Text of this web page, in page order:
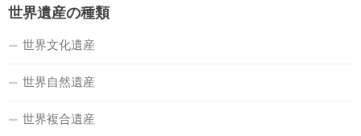
世界遺産の種類
世界文化遺産
世界自然遺産
世界複合遺産